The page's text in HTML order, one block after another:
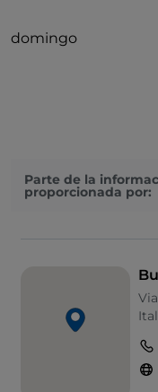
domingo
Parte de la
proporcionada por: